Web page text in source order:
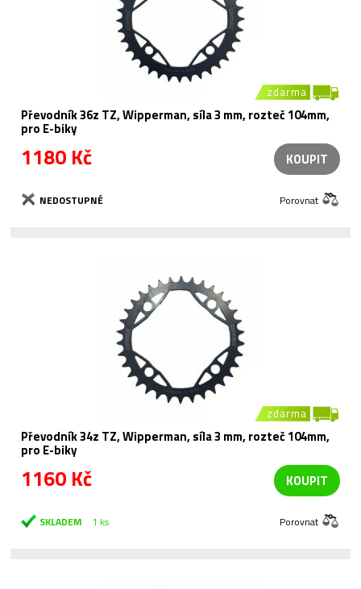
zdarma
Převodník 36z TZ, Wipperman, síla 3 mm, rozteč 104mm,
pro E-biky
1180 Kč KOUPIT
NEDOSTUPNÉ Porovnat
zdarma
Převodník 34z TZ, Wipperman, síla 3 mm, rozteč 104mm,
pro E-biky
1160 Kč KOUPIT
SKLADEM 1 ks Porovnat